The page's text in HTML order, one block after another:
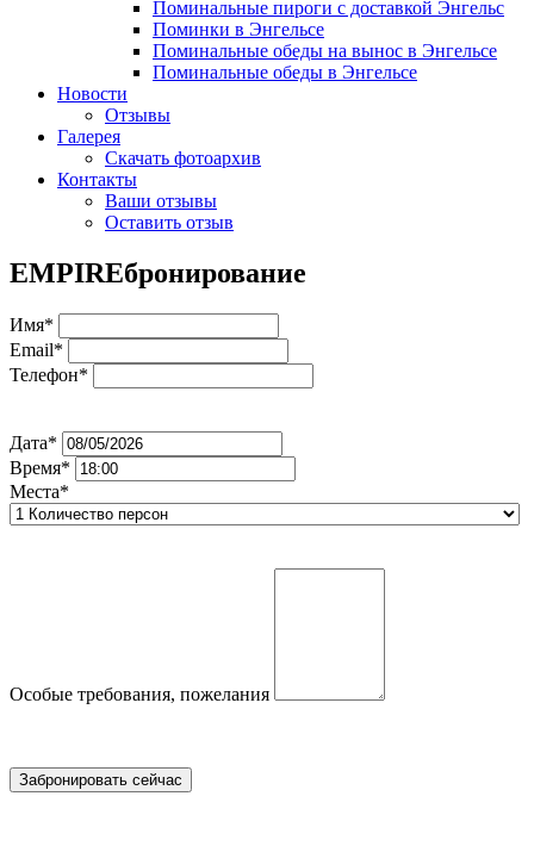
Поминальные пироги с доставкой Энгельс
Поминки в Энгельсе
Поминальные обеды на вынос в Энгельсе
Поминальные обеды в Энгельсе
Новости
Отзывы
Галерея
Скачать фотоархив
Контакты
Ваши отзывы
Оставить отзыв
EMPIREбронирование
Имя*
Email*
Телефон*
Дата*
Время*
Места*
Особые требования, пожелания